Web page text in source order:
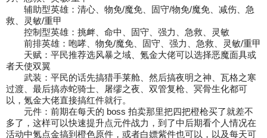
辅助型英雄：清心、物免/魔免、固守/物免/魔免、减伤、急
救、灵敏/重甲
控制型英雄：挑衅、命中、固守、强力、急救、灵敏
前排英雄：咆哮、物免/魔免、固守、强力、急救、灵敏/重甲
天赋：平民推荐选风暴之域、氪金大佬可以选择恶魔面具或
者天使双翼
武装：平民的话先搞猎手莱舱、然后搞夜明之神、瓦格之寒
过渡、最后搞赤蛇骑士、屠缪之夜、双管复枪、冥骨生化都可
以，氪金大佬直接搞红件就行。
元件：前期在每天的 boss 拍卖那里把四把橙枪买了就差不
多了，这样可以快速提升点元件战力，到了中后期看个人情况在
活动中氪点金搞到橙色原件，或者白嫖紫件也可以，以及每天可